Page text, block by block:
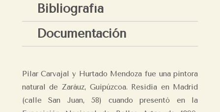
Bibliografía
Documentación
Pilar Carvajal y Hurtado Mendoza fue una pintora
natural de Zaráuz, Guipúzcoa. Residía en Madrid
(calle San Juan, 58) cuando presentó en la